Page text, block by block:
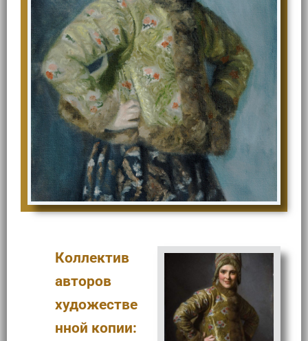
Коллектив
авторов
художестве
нной копии: